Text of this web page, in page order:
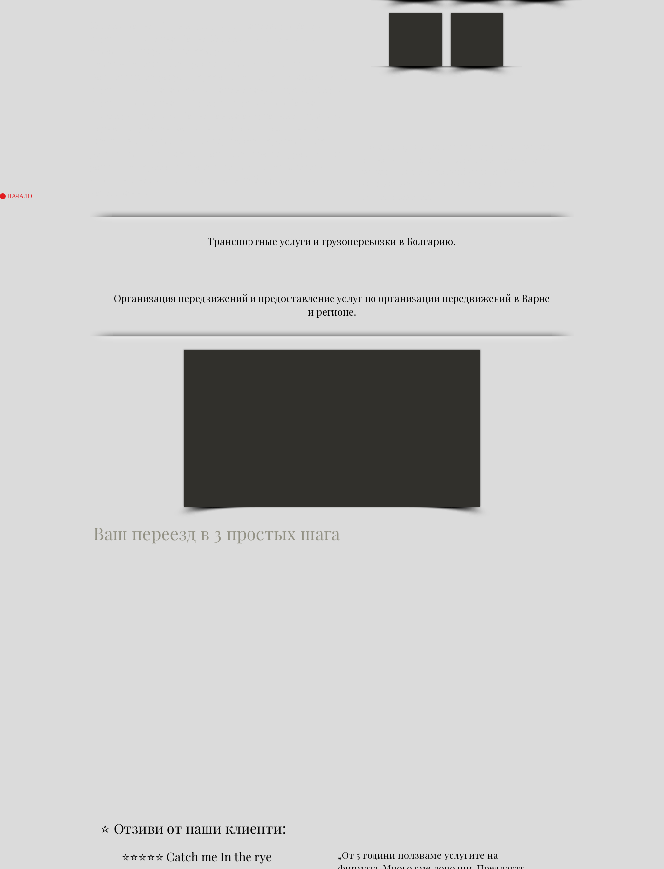
НАЧАЛО
Транспортные услуги и грузоперевозки в Болгарию.
Организация передвижений и предоставление услуг по организации передвижений в Варне
и регионе.
Ваш переезд в 3 простых шага
⭐ Отзиви от наши клиенти:
⭐⭐⭐⭐⭐ Catch me In the rye
„От 5 години ползваме услугите на